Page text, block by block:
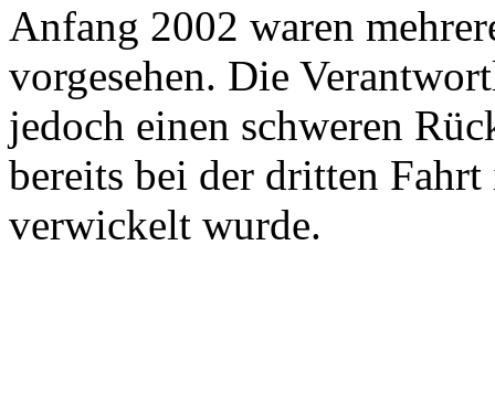
Anfang 2002 waren
vorgesehen. Die
jedoch einen schweren
bereits bei der dritten
verwickelt wurde.